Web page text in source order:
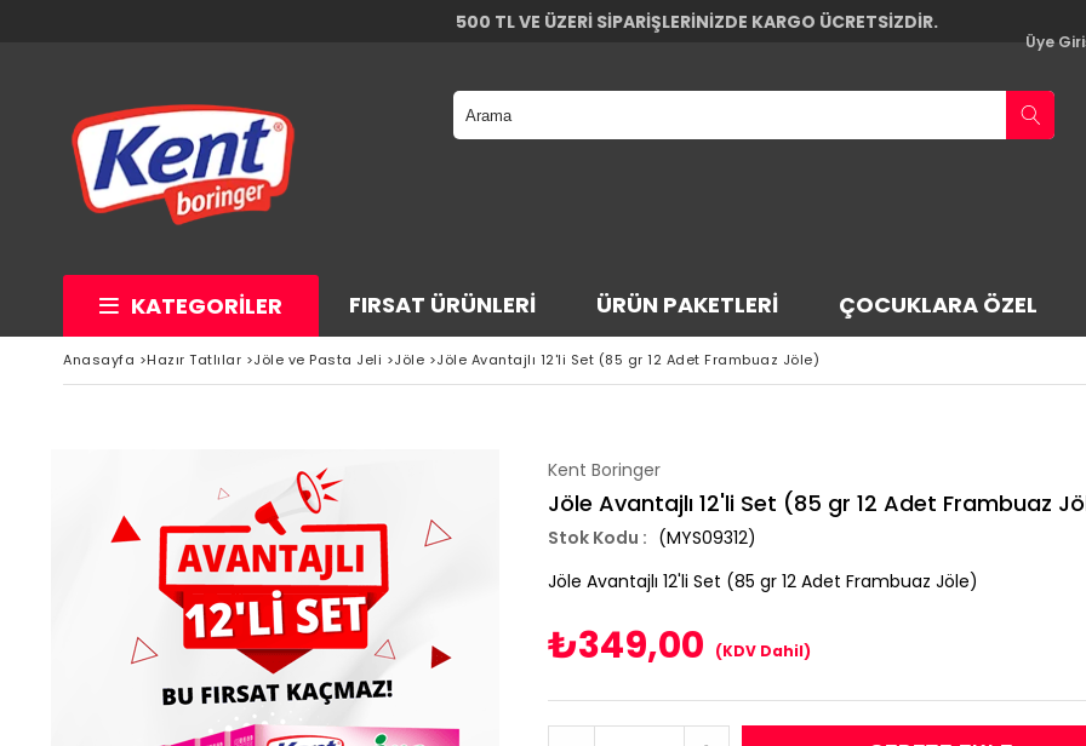
500 TL VE ÜZERİ SİPARİŞLERİNİZDE KARGO ÜCRETSİZDİR.
Üye
KATEGORILER FIRSAT ÜRÜNLERI ÜRÜN PAKETLERI ÇOCUKLARA ÖZEL
Anasayfa >Hazır Tatlılar >Jöle ve Pasta Jeli >Jöle >Jöle Avantajlı 12'li Set (85 gr 12 Adet Frambuaz Jöle)
Kent Boringer
Jöle Avantajlı 12'li Set (85 gr 12 Adet Frambuaz
(MYS09312)
Jöle Avantajlı 12'li Set (85 gr 12 Adet Frambuaz Jöle)
₺349,00 (KDV Dahil)